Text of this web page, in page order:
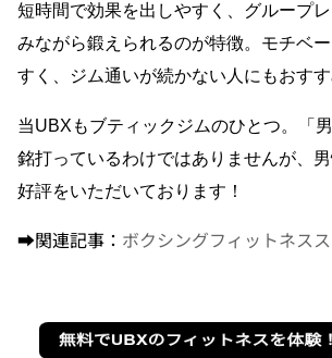
短時間で効果を出しやすく、グループ
みながら鍛えられるのが特徴。モチベ
すく、ジム通いが続かない人にもおすす
当UBXもブティックジムのひとつ。「
銘打っているわけではありませんが、
好評をいただいております！
➡︎関連記事： ボクシングフィットネス